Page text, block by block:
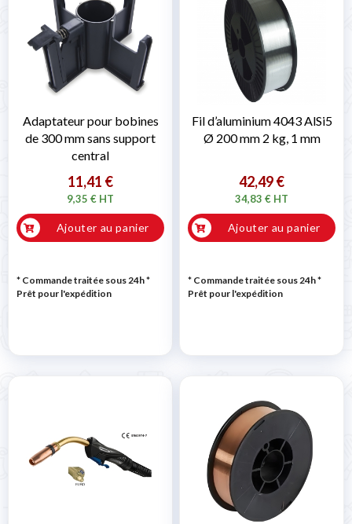
Adaptateur pour bobines
de 300 mm sans support
central
11,41 €
9,35 € HT
Ajouter au panier
* Commande traitée sous 24h*
Prêt pour l'expédition
Fil d’aluminium 4043 AlSi5
Ø 200 mm 2 kg, 1 mm
42,49 €
34,83 € HT
Ajouter au panier
* Commande traitée sous 24h*
Prêt pour l'expédition